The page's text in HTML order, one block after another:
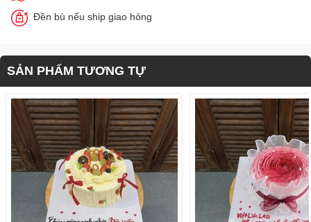
Đền bù nếu ship giao hỏng
SẢN PHẨM TƯƠNG TỰ